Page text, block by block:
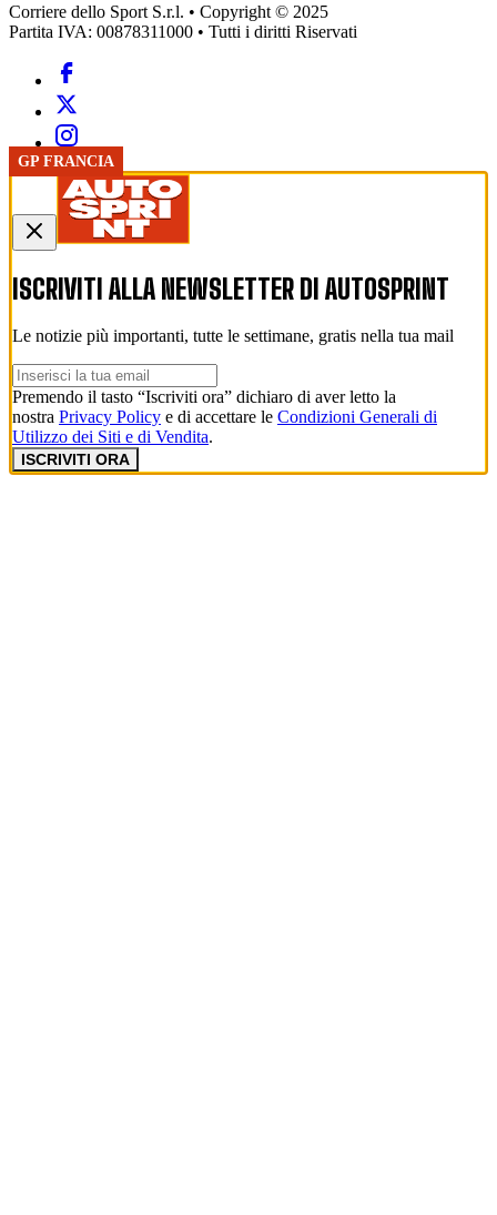
GP FRANCIA
Corriere dello Sport S.r.l. • Copyright © 2025
Partita IVA: 00878311000 • Tutti i diritti Riservati
ISCRIVITI ALLA NEWSLETTER DI AUTOSPRINT
Le notizie più importanti, tutte le settimane, gratis nella tua mail
Premendo il tasto “Iscriviti ora” dichiaro di aver letto la
nostra Privacy Policy e di accettare le Condizioni Generali di
Utilizzo dei Siti e di Vendita.
ISCRIVITI ORA